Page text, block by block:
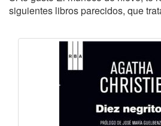
siguientes libros parecidos, que